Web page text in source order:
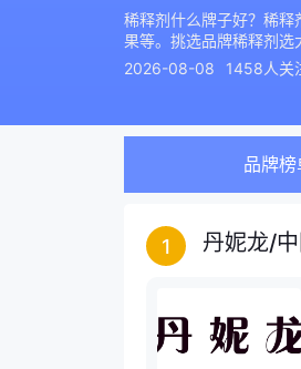
稀释剂什么牌子好？稀
果等。挑选品牌稀释剂选
2026-08-08
1458人关
品牌榜
1 丹妮龙/